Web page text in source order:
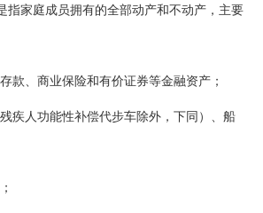
指家庭成员拥有的全部动产和不动产，主要
款、商业保险和有价证券等金融资产；
残疾人功能性补偿代步车除外，下同）、船